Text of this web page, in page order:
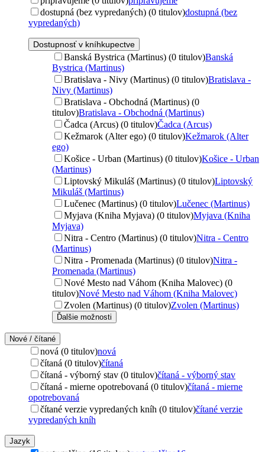
dostupná (bez vypredaných) (0 titulov)dostupná (bez
vypredaných)
Dostupnosť v kníhkupectve
Banská Bystrica (Martinus) (0 titulov)Banská
Bystrica (Martinus)
Bratislava - Nivy (Martinus) (0 titulov)Bratislava -
Nivy (Martinus)
Bratislava - Obchodná (Martinus) (0
titulov)Bratislava - Obchodná (Martinus)
Čadca (Arcus) (0 titulov)Čadca (Arcus)
Kežmarok (Alter ego) (0 titulov)Kežmarok (Alter
ego)
Košice - Urban (Martinus) (0 titulov)Košice - Urban
(Martinus)
Liptovský Mikuláš (Martinus) (0 titulov)Liptovský
Mikuláš (Martinus)
Lučenec (Martinus) (0 titulov)Lučenec (Martinus)
Myjava (Kniha Myjava) (0 titulov)Myjava (Kniha
Myjava)
Nitra - Centro (Martinus) (0 titulov)Nitra - Centro
(Martinus)
Nitra - Promenada (Martinus) (0 titulov)Nitra -
Promenada (Martinus)
Nové Mesto nad Váhom (Kniha Malovec) (0
titulov)Nové Mesto nad Váhom (Kniha Malovec)
Zvolen (Martinus) (0 titulov)Zvolen (Martinus)
Ďalšie možnosti
Nové / čítané
nová (0 titulov)nová
čítaná (0 titulov)čítaná
čítaná - výborný stav (0 titulov)čítaná - výborný stav
čítaná - mierne opotrebovaná (0 titulov)čítaná - mierne
opotrebovaná
čítané verzie vypredaných kníh (0 titulov)čítané verzie
vypredaných kníh
Jazyk